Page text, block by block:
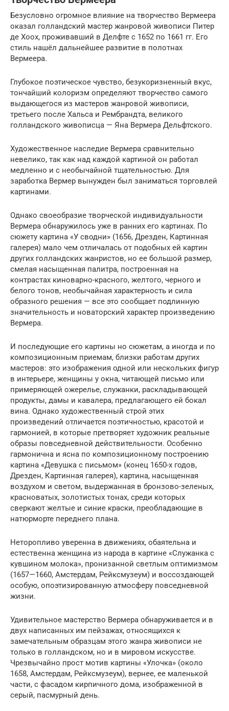
Безусловно огромное влияние на творчество Вермеера
оказал голландский мастер жанровой живописи Питер
де Хоох, проживавший в Делфте с 1652 по 1661 гг. Его
стиль нашёл дальнейшее развитие в полотнах
Вермеера.
Глубокое поэтическое чувство, безукоризненный вкус,
тончайший колоризм определяют творчество самого
выдающегося из мастеров жанровой живописи,
третьего после Хальса и Рембрандта, великого
голландского живописца — Яна Вермера Дельфтского.
Художественное наследие Вермера сравнительно
невелико, так как над каждой картиной он работал
медленно и с необычайной тщательностью. Для
заработка Вермер вынужден был заниматься торговлей
картинами.
Однако своеобразие творческой индивидуальности
Вермера обнаружилось уже в ранних его картинах. По
сюжету картина «У сводни» (1656, Дрезден, Картинная
галерея) мало чем отличалась от подобных ей картин
других голландских жанристов, но ее большой размер,
смелая насыщенная палитра, построенная на
контрастах киноварно-красного, желтого, черного и
белого тонов, необычайная характерность и сила
образного решения — все это сообщает подлинную
значительность и новаторский характер произведению
Вермера.
И последующие его картины но сюжетам, а иногда и по
композиционным приемам, близки работам других
мастеров: это изображения одной или нескольких фигур
в интерьере, женщины у окна, читающей письмо или
примеряющей ожерелье, служанки, раскладывающей
продукты, дамы и кавалера, предлагающего ей бокал
вина. Однако художественный строй этих
произведений отличается поэтичностью, красотой и
гармонией, в которые претворяет художник реальные
образы повседневной действительности. Особенно
гармонична и ясна по композиционному построению
картина «Девушка с письмом» (конец 1650-х годов,
Дрезден, Картинная галерея), картина, насыщенная
воздухом и светом, выдержанная в бронзово-зеленых,
красноватых, золотистых тонах, среди которых
сверкают желтые и синие краски, преобладающие в
натюрморте переднего плана.
Неторопливо уверенна в движениях, обаятельна и
естественна женщина из народа в картине «Служанка с
кувшином молока», пронизанной светлым оптимизмом
(1657—1660, Амстердам, Рейксмузеум) и воссоздающей
особую, опоэтизированную атмосферу повседневной
жизни.
Удивительное мастерство Вермера обнаруживается и в
двух написанных им пейзажах, относящихся к
замечательным образцам этого жанра живописи не
только в голландском, но и в мировом искусстве.
Чрезвычайно прост мотив картины «Улочка» (около
1658, Амстердам, Рейксмузеум), вернее, ее маленькой
части, с фасадом кирпичного дома, изображенной в
серый, пасмурный день.